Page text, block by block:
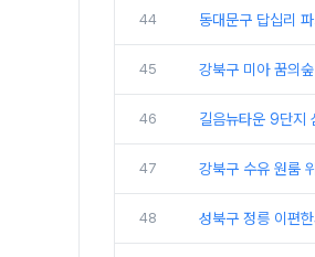
44 동대문구 답십리
45 강북구 미아 꿈의
46 길음뉴타운 9단지
47 강북구 수유 원룸
48 성북구 정릉 이편